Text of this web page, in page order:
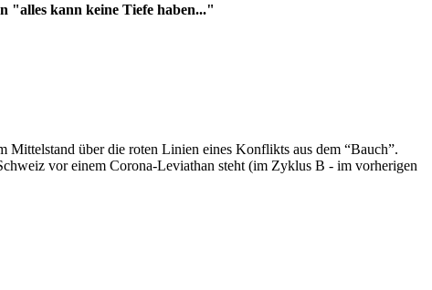
"alles kann keine Tiefe haben..."
Mittelstand über die roten Linien eines Konflikts aus dem “Bauch”.
vor einem Corona-Leviathan steht (im Zyklus B - im vorherigen